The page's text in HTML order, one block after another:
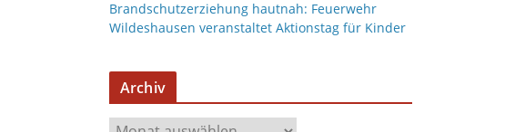
Brandschutzerziehung hautnah: Feuerwehr
Wildeshausen veranstaltet Aktionstag für Kinder
Archiv